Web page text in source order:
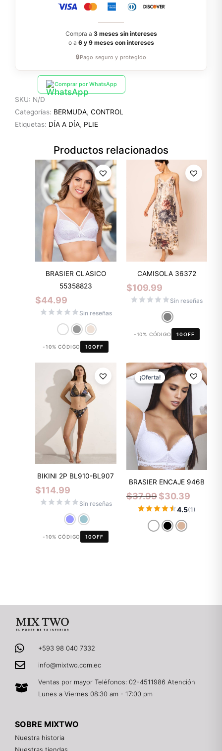
Compra a 3 meses sin intereses
o a 6 y 9 meses con intereses
🔒Pago seguro y protegido
Comprar por WhatsApp
SKU: N/D
Categorías: BERMUDA, CONTROL
Etiquetas: DÍA A DÍA, PLIE
Productos relacionados
BRASIER CLASICO
55358823
$44.99
Sin reseñas
-10% CÓDIGO 10OFF
CAMISOLA 36372
$109.99
Sin reseñas
-10% CÓDIGO 10OFF
BIKINI 2P BL910-BL907
$114.99
Sin reseñas
-10% CÓDIGO 10OFF
¡Oferta!
¡Oferta!
BRASIER ENCAJE 946B
$37.99
El
precio
original
era:
$37.99.
$30.39
El
precio
actual
es:
$30.39.
4.5(1)
+593 98 040 7332
info@mixtwo.com.ec
Ventas por mayor Teléfonos: 02-4511986 Atención
Lunes a Viernes 08:30 am - 17:00 pm
SOBRE MIXTWO
Nuestra historia